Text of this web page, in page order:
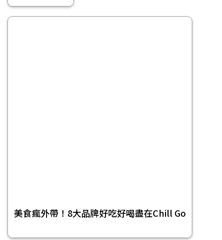
美食瘋外帶！8大品牌好吃好喝盡在Chill Go